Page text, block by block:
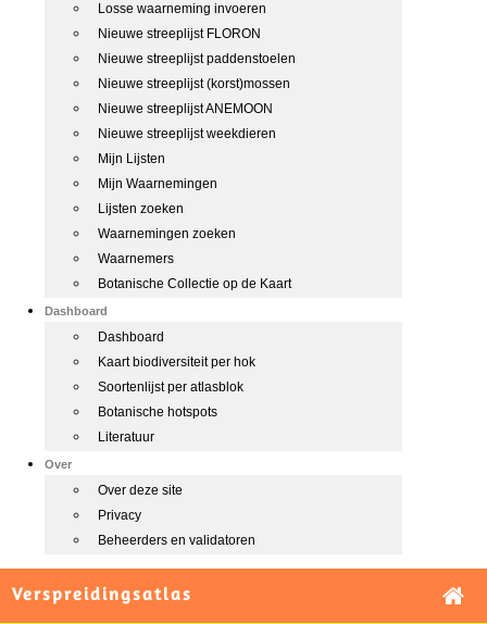
Losse waarneming invoeren
Nieuwe streeplijst FLORON
Nieuwe streeplijst paddenstoelen
Nieuwe streeplijst (korst)mossen
Nieuwe streeplijst ANEMOON
Nieuwe streeplijst weekdieren
Mijn Lijsten
Mijn Waarnemingen
Lijsten zoeken
Waarnemingen zoeken
Waarnemers
Botanische Collectie op de Kaart
Dashboard
Dashboard
Kaart biodiversiteit per hok
Soortenlijst per atlasblok
Botanische hotspots
Literatuur
Over
Over deze site
Privacy
Beheerders en validatoren
Verspreidingsatlas